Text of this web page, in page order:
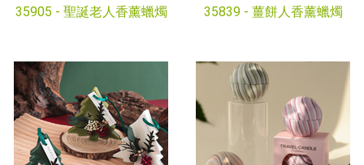
35905 - 聖誕老人香薰蠟燭 35839 - 薑餅人香薰蠟燭